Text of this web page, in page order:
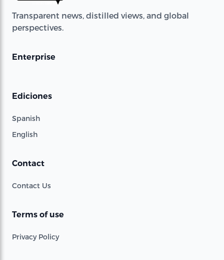
Transparent news, distilled views, and global
perspectives.
Enterprise
Ediciones
Spanish
English
Contact
Contact Us
Terms of use
Privacy Policy